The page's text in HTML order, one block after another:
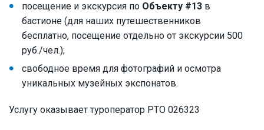
посещение и экскурсия по Объекту #13 в
бастионе (для наших путешественников
бесплатно, посещение отдельно от экскурсии 500
руб./чел.);
свободное время для фотографий и осмотра
уникальных музейных экспонатов.
Услугу оказывает туроператор РТО 026323